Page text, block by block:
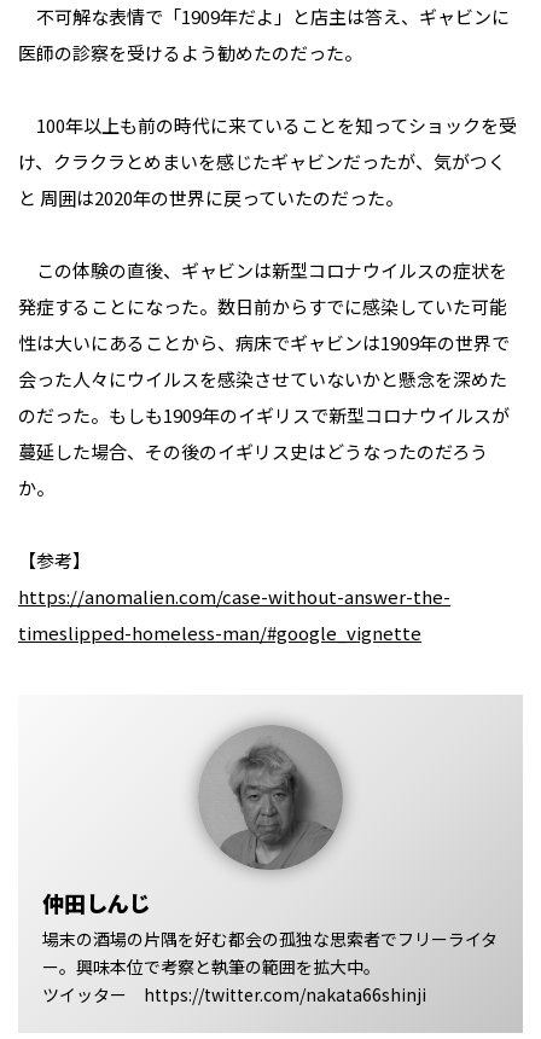
不可解な表情で「1909年だよ」と店主は答え、ギャビンに
医師の診察を受けるよう勧めたのだった。
100年以上も前の時代に来ていることを知ってショックを受
け、クラクラとめまいを感じたギャビンだったが、気がつく
と 周囲は2020年の世界に戻っていたのだった。
この体験の直後、ギャビンは新型コロナウイルスの症状を
発症することになった。数日前からすでに感染していた可能
性は大いにあることから、病床でギャビンは1909年の世界で
会った人々にウイルスを感染させていないかと懸念を深めた
のだった。もしも1909年のイギリスで新型コロナウイルスが
蔓延した場合、その後のイギリス史はどうなったのだろう
か。
【参考】
https://anomalien.com/case-without-answer-the-
timeslipped-homeless-man/#google_vignette
仲田しんじ
場末の酒場の片隅を好む都会の孤独な思索者でフリーライタ
ー。興味本位で考察と執筆の範囲を拡大中。
ツイッター https://twitter.com/nakata66shinji